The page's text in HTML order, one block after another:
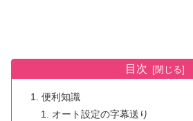
目次
便利知識
オート設定の字幕送り